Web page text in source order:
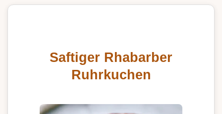
Saftiger Rhabarber
Ruhrkuchen